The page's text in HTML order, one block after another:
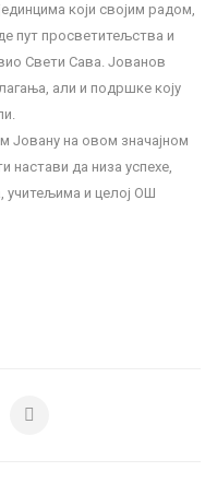
који својим радом,
пут просветитељства и
Свети Сава. Јованов
али и подршке коју
Јовану на овом значајном
настави да низа успехе,
и целој ОШ